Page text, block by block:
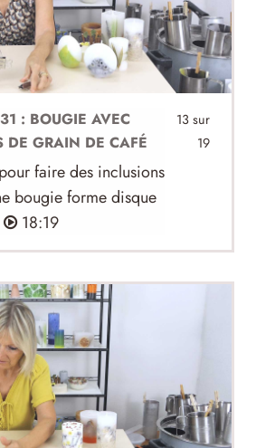
13 sur
19
: BOUGIE AVEC
DE GRAIN DE CAFÉ
faire des inclusions
bougie forme disque
18:19